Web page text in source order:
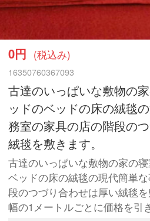
0円 (税込み)
16350760367093
古達のいっぱいな敷物の
ッドのベッドの床の絨毯
務室の家具の店の階段の
絨毯を敷きます。
古達のいっぱいな敷物の家の
ベッドの床の絨毯の現代簡単
段のつづり合わせは厚い絨毯
幅の1メートルごとに価格を引